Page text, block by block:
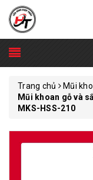
Trang chủ
Mũi
Mũi khoan gỗ và
MKS-HSS-210